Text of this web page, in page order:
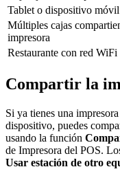
Tablet o dispositivo móvil
Múltiples cajas
impresora
Restaurante con red WiFi
Compartir la
Si ya tienes una
dispositivo, puedes
usando la función
de Impresora del POS.
Usar estación de otro